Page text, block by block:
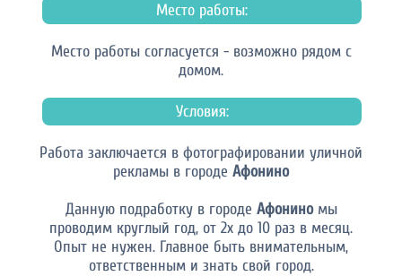
Место работы:
Место работы согласуется - возможно рядом с
домом.
Условия:
Работа заключается в фотографировании уличной
рекламы в городе Афонино
Данную подработку в городе Афониномы
проводим круглый год, от 2х до 10 раз в месяц.
Опыт не нужен. Главное быть внимательным,
ответственным и знать свой город.